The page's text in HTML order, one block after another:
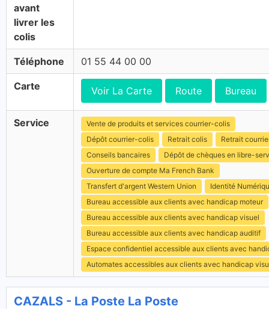
avant
livrer les
colis
Téléphone 01 55 44 00 00
Carte Voir La Carte Route Bureau
Service
Vente de produits et services courrier-colis
Dépôt courrier-colis
Retrait colis
Retrait
Conseils bancaires
Dépôt de chèques en libre-
Ouverture de compte Ma French Bank
Transfert d'argent Western Union
Identité
Bureau accessible aux clients avec handicap moteur
Bureau accessible aux clients avec handicap visuel
Bureau accessible aux clients avec handicap auditif
Espace confidentiel accessible aux clients avec
Automates accessibles aux clients avec handicap
CAZALS - La Poste La Poste